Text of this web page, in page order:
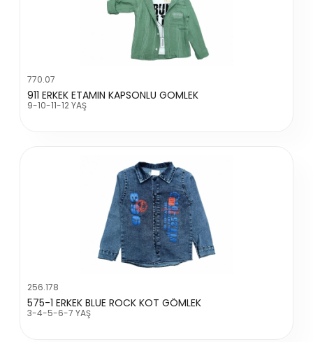
770.07
911 ERKEK ETAMIN KAPSONLU GOMLEK
9-10-11-12 YAŞ
256.178
575-1 ERKEK BLUE ROCK KOT GÖMLEK
3-4-5-6-7 YAŞ